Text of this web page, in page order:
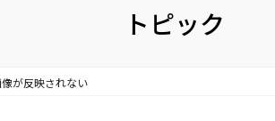
トピック
が反映されない